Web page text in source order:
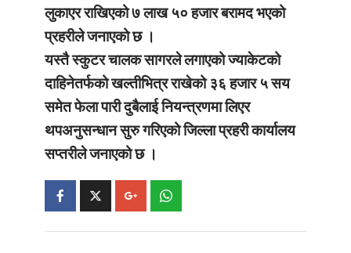
लुकाएर राखिएको ७ लाख ५० हजार बरामद भएको
प्रहरीले जनाएको छ ।
यस्तै स्कुटर चालक सागरले लगाएको ज्याकेटको
दाहिनेतर्फको खल्तीभित्र राखेको ३६ हजार ५ सय
समेत फेला पारी दुबैलाई नियन्त्रणमा लिएर
थपअनुसन्धान सुरु गरिएको जिल्ला प्रहरी कार्यालय
सप्तरीले जनाएको छ ।